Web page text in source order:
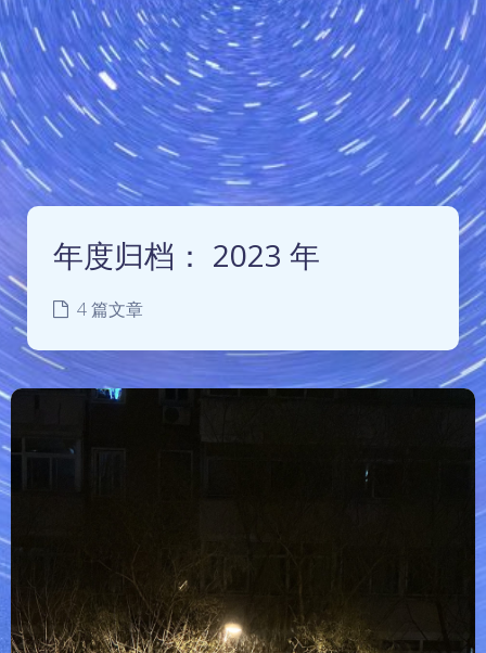
年度归档： 2023 年
4 篇文章